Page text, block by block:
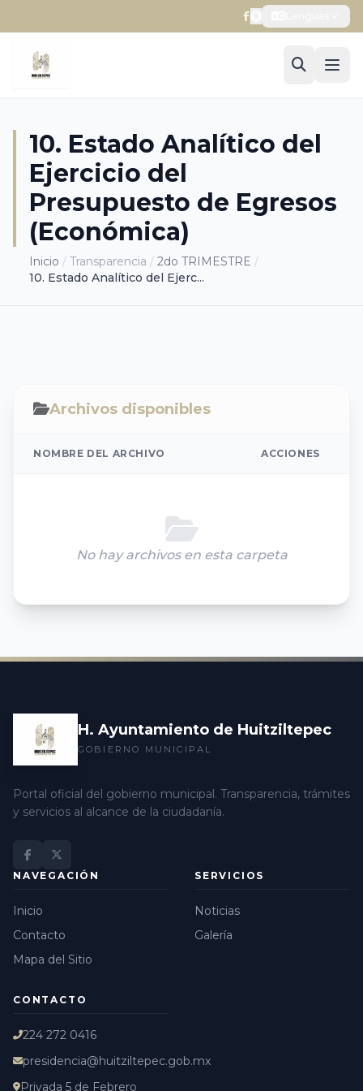
10. Estado Analítico del
Ejercicio del
Presupuesto de Egresos
(Económica)
Inicio / Transparencia / 2do TRIMESTRE /
10. Estado Analítico del Ejerc...
Archivos disponibles
NOMBRE DEL ARCHIVO ACCIONES
No hay archivos en esta carpeta
H. Ayuntamiento de Huitziltepec
GOBIERNO MUNICIPAL
Portal oficial del gobierno municipal. Transparencia, trámites
y servicios al alcance de la ciudadanía.
NAVEGACIÓN
Inicio
Contacto
Mapa del Sitio
SERVICIOS
Noticias
Galería
CONTACTO
224 272 0416
presidencia@huitziltepec.gob.mx
Privada 5 de Febrero